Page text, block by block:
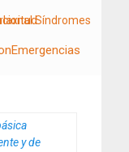
Danlos e Hiperlaxitud
y de